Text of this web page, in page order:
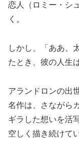
恋人（ロミー・シ
く。
しかし、「ああ、
たとき、彼の人生
アランドロンの出
名作は、さながら
ギラした想いを活
空しく描き続けて